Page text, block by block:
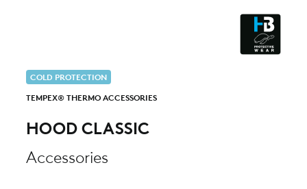
COLD PROTECTION
TEMPEX® THERMO ACCESSORIES
HOOD CLASSIC
Accessories